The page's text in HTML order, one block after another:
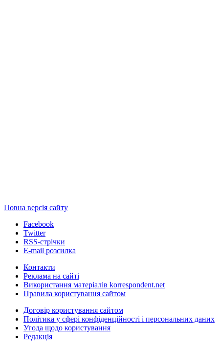
Повна версія сайту
Facebook
Twitter
RSS-стрічки
E-mail розсилка
Контакти
Реклама на сайті
Використання матеріалів korrespondent.net
Правила користування сайтом
Договір користування сайтом
Політика у сфері конфіденційності і персональних даних
Угода щодо користування
Редакція